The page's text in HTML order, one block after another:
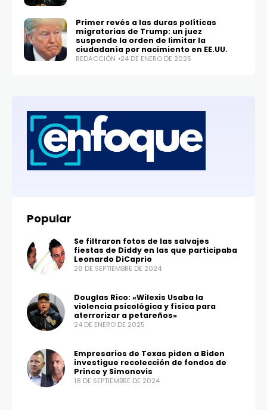
Primer revés a las duras políticas
migratorias de Trump: un juez
suspende la orden de limitar la
ciudadanía por nacimiento en EE.UU.
REDACCIÓN 24 DE ENERO DE 2025
Popular
Se filtraron fotos de las salvajes
fiestas de Diddy en las que participaba
Leonardo DiCaprio
28 DE SEPTIEMBRE DE 2024
Douglas Rico: «Wilexis Usaba la
violencia psicológica y física para
aterrorizar a petareños»
24 DE ENERO DE 2025
Empresarios de Texas piden a Biden
investigue recolección de fondos de
Prince y Simonovis
18 DE SEPTIEMBRE DE 2024